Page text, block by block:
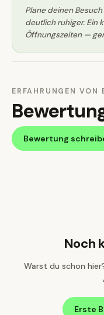
Plane deinen
deutlich ruhiger. Ein
Öffnungszeiten —
ERFAHRUNGEN VON
Bewertung
Noch
Warst du schon
Erste